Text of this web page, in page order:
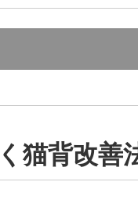
猫背改善